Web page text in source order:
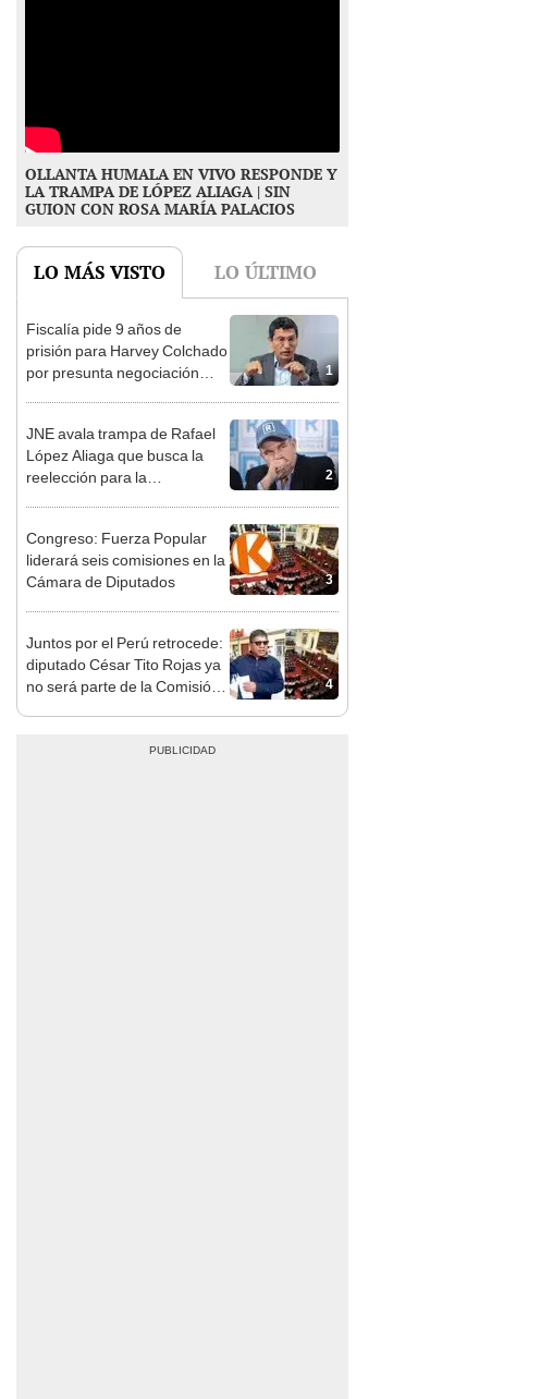
OLLANTA HUMALA EN VIVO RESPONDE Y
LA TRAMPA DE LÓPEZ ALIAGA | SIN
GUION CON ROSA MARÍA PALACIOS
LO MÁS VISTO LO ÚLTIMO
1
Fiscalía pide 9 años de
prisión para Harvey Colchado
por presunta negociación
2
JNE avala trampa de Rafael
López Aliaga que busca la
reelección para la
3
Congreso: Fuerza Popular
liderará seis comisiones en la
Cámara de Diputados
4
Juntos por el Perú retrocede:
diputado César Tito Rojas ya
no será parte de la Comisión